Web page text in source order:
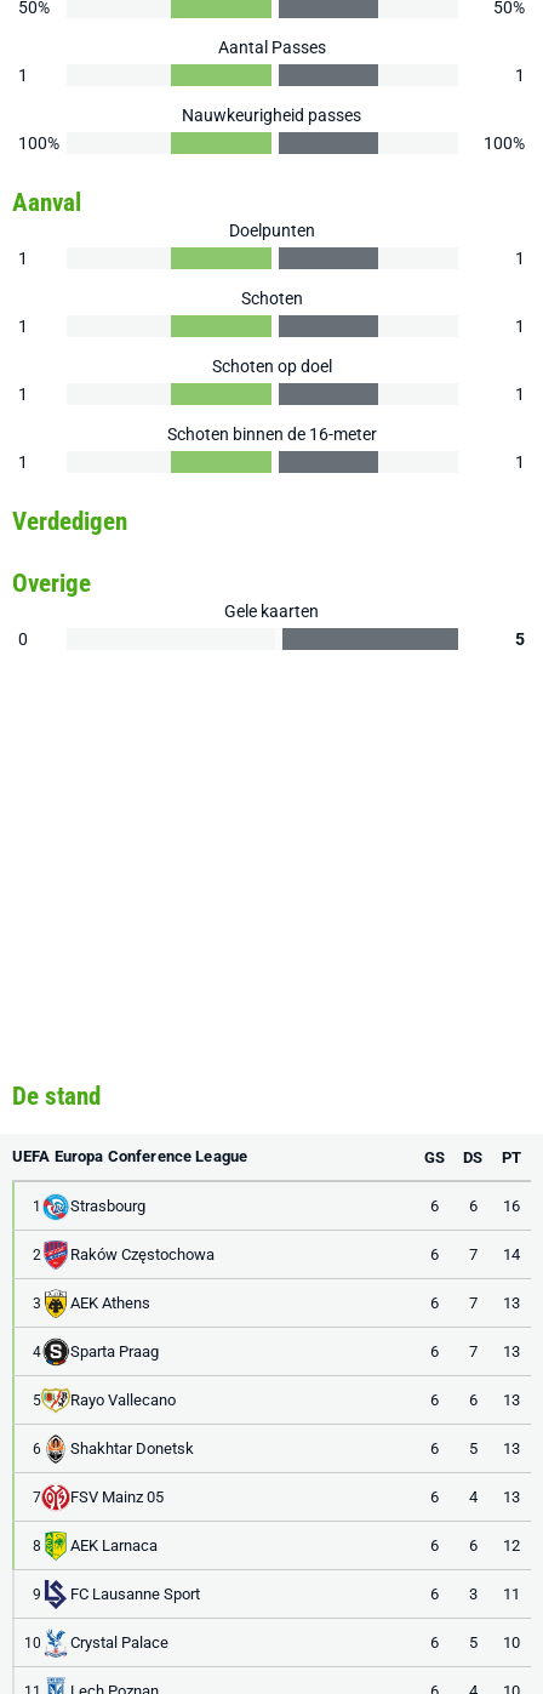
50%
50%
Aantal Passes
1
1
Nauwkeurigheid passes
100%
100%
Aanval
Doelpunten
1
1
Schoten
1
1
Schoten op doel
1
1
Schoten binnen de 16-meter
1
1
Verdedigen
Overige
Gele kaarten
0
5
De stand
UEFA Europa Conference League GS DS PT
1 Strasbourg 6 6 16
2 Raków Częstochowa 6 7 14
3 AEK Athens 6 7 13
4 Sparta Praag 6 7 13
5 Rayo Vallecano 6 6 13
6 Shakhtar Donetsk 6 5 13
7 FSV Mainz 05 6 4 13
8 AEK Larnaca 6 6 12
9 FC Lausanne Sport 6 3 11
10 Crystal Palace 6 5 10
Lech Poznan